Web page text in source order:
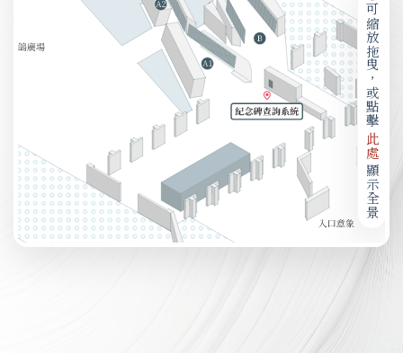
可縮放拖曳，或點擊
此處
顯示全景